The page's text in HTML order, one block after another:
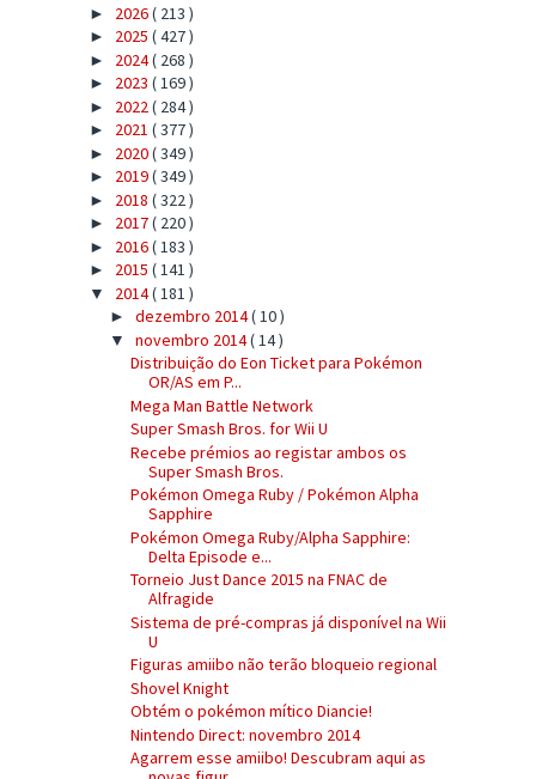
► 2026( 213 )
► 2025 ( 427 )
► 2024( 268 )
► 2023 ( 169 )
► 2022( 284 )
► 2021 ( 377 )
► 2020( 349 )
► 2019( 349 )
► 2018 ( 322 )
► 2017( 220 )
► 2016( 183 )
► 2015 ( 141 )
▼ 2014( 181 )
► dezembro 2014( 10 )
▼ novembro 2014( 14 )
Distribuição do Eon Ticket para Pokémon
OR/AS em P...
Mega Man Battle Network
Super Smash Bros. for Wii U
Recebe prémios ao registar ambos os
Super Smash Bros.
Pokémon Omega Ruby / Pokémon Alpha
Sapphire
Pokémon Omega Ruby/Alpha Sapphire:
Delta Episode e...
Torneio Just Dance 2015 na FNAC de
Alfragide
Sistema de pré-compras já disponível na Wii
U
Figuras amiibo não terão bloqueio regional
Shovel Knight
Obtém o pokémon mítico Diancie!
Nintendo Direct: novembro 2014
Agarrem esse amiibo! Descubram aqui as